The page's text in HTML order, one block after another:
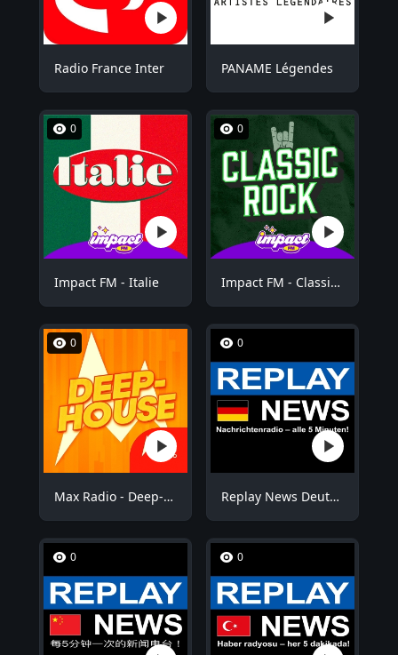
Radio France Inter PANAME Légendes
0
Impact FM - Italie
0
Impact FM - Classic Rock
0
Max Radio - Deep-House
0
Replay News Deutsch
0 0